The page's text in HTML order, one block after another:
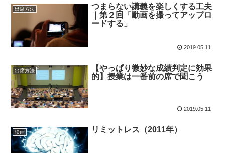
出席方法
つまらない講義を楽しくする工夫
｜第２回「動画を撮ってアップロ
ードする」
2019.05.11
出席方法
【やっぱり微妙な成績判定に効果
的】授業は一番前の席で聞こう
2019.05.11
映画 リミットレス（2011年）